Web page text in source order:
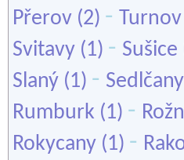
Přerov (2) - Turnov
Svitavy (1) - Sušice
Slaný (1) - Sedlčany
Rumburk (1) -
Rokycany (1) -